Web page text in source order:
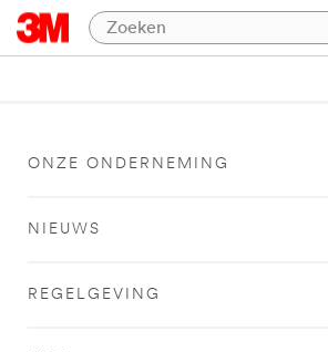
ONZE ONDERNEMING
NIEUWS
REGELGEVING